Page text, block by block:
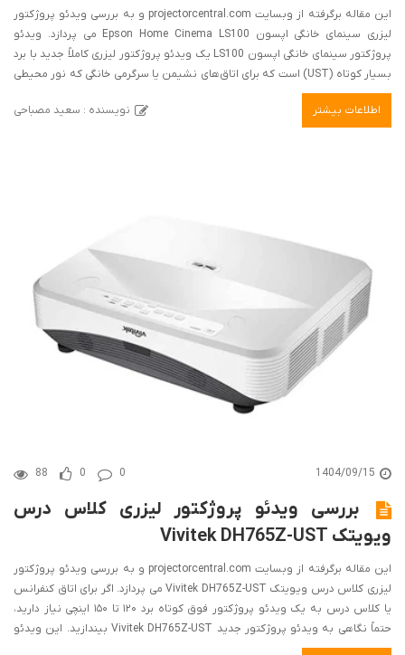
این مقاله برگرفته از وبسایت projectorcentral.com و به بررسی ویدئو پروژکتور
لیزری سینمای خانگی اپسون Epson Home Cinema LS100 می پردازد. ویدئو
پروژکتور سینمای خانگی اپسون LS100 یک ویدئو پروژکتور لیزری کاملاً جدید با برد
بسیار کوتاه (UST) است که برای اتاق‌های نشیمن یا سرگرمی خانگی که نور محیطی
LS100 به شما امکان می‌دهد ویدئو پروژکتور را مستقیماً زیر صفحه نمایش قرار
اطلاعات بیشتر نویسنده : سعید مصباحی
1404/09/15
88 0 0
بررسی ویدئو پروژکتور لیزری کلاس درس
ویویتک Vivitek DH765Z-UST
این مقاله برگرفته از وبسایت projectorcentral.com و به بررسی ویدئو پروژکتور
لیزری کلاس درس ویویتک Vivitek DH765Z-UST می پردازد. اگر برای اتاق کنفرانس
یا کلاس درس به یک ویدئو پروژکتور فوق کوتاه برد ۱۲۰ تا ۱۵۰ اینچی نیاز دارید،
حتماً نگاهی به ویدئو پروژکتور جدید Vivitek DH765Z-UST بیندازید. این ویدئو
پروژکتور، یک ویدئو پروژکتور کمیاب در بازار است که ترکیبی از ویدئو پروژکتور